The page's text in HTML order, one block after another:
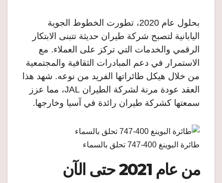
بحلول عام 2020، تطورت الخطوط الجوية
اليابانية لتصبح شركة طيران حديثة تتبنى الابتكار
الرقمي والخدمات التي تركز على العملاء. مع
الاستمرار في دعم المبادرات الثقافية والمجتمعية
من خلال هيكل طائراتها الفريد من نوعه. شهد هذا
العقد عودة مرنة لشركة الطيران JAL، مما عزز
سمعتها كشركة طيران رائدة في آسيا وخارجها.
طائرة البوينغ 400-747 تحلق بالسماء
من عام 2021 حتى الآن